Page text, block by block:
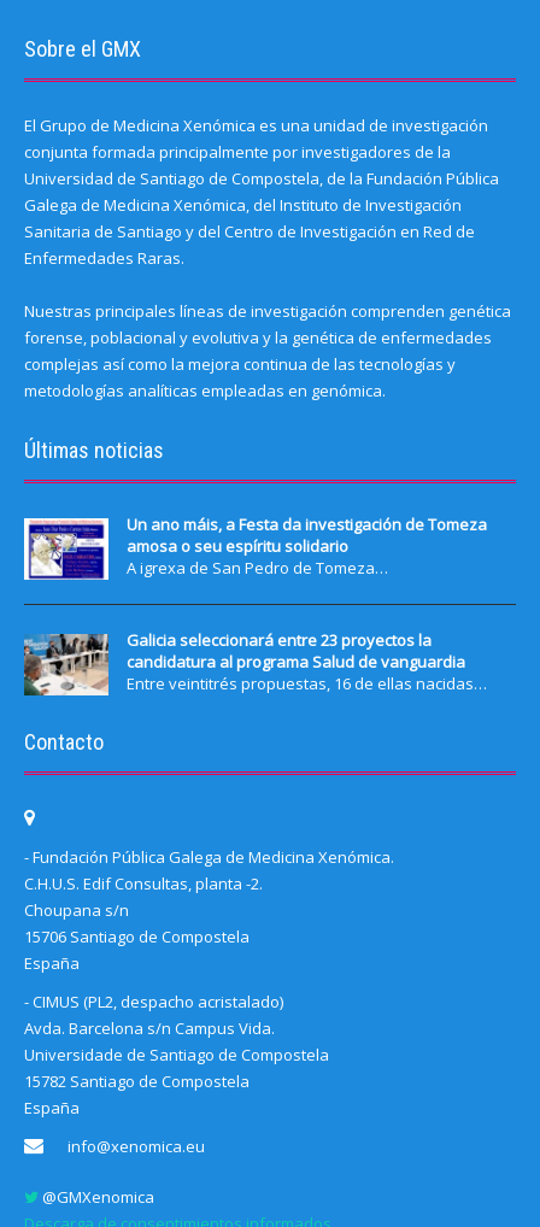
Sobre el GMX
El Grupo de Medicina Xenómica es una unidad de investigación
conjunta formada principalmente por investigadores de la
Universidad de Santiago de Compostela, de la Fundación Pública
Galega de Medicina Xenómica, del Instituto de Investigación
Sanitaria de Santiago y del Centro de Investigación en Red de
Enfermedades Raras.
Nuestras principales líneas de investigación comprenden genética
forense, poblacional y evolutiva y la genética de enfermedades
complejas así como la mejora continua de las tecnologías y
metodologías analíticas empleadas en genómica.
Últimas noticias
Un ano máis, a Festa da investigación de Tomeza
amosa o seu espíritu solidario
A igrexa de San Pedro de Tomeza…
Galicia seleccionará entre 23 proyectos la
candidatura al programa Salud de vanguardia
Entre veintitrés propuestas, 16 de ellas nacidas…
Contacto
- Fundación Pública Galega de Medicina Xenómica.
C.H.U.S. Edif Consultas, planta -2.
Choupana s/n
15706 Santiago de Compostela
España
- CIMUS (PL2, despacho acristalado)
Avda. Barcelona s/n Campus Vida.
Universidade de Santiago de Compostela
15782 Santiago de Compostela
España
info@xenomica.eu
@GMXenomica